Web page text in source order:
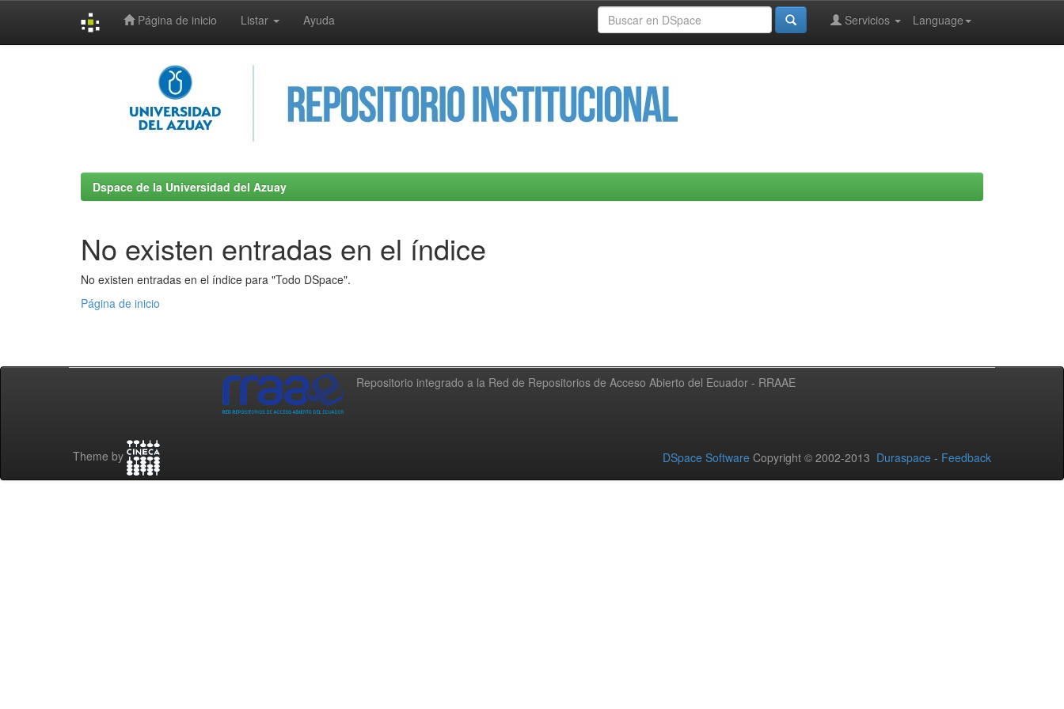
Página de inicio Listar Ayuda Language
Servicios
Dspace de la Universidad del Azuay
No existen entradas en el índice
No existen entradas en el índice para "Todo DSpace".
Página de inicio
Repositorio integrado a la Red de Repositorios de Acceso Abierto del Ecuador - RRAAE
Theme by DSpace Software Copyright © 2002-2013 Duraspace - Feedback